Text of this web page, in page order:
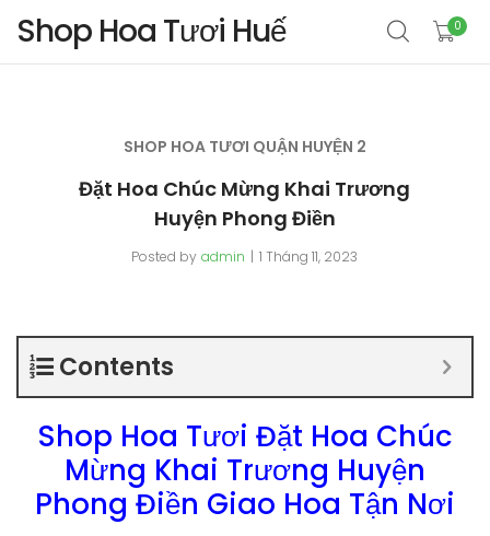
Shop Hoa Tươi Huế 0
SHOP HOA TƯƠI QUẬN HUYỆN 2
Đặt Hoa Chúc Mừng Khai Trương
Huyện Phong Điền
Posted by admin 1 Tháng 11, 2023
Contents
Shop Hoa Tươi Đặt Hoa Chúc
Mừng Khai Trương Huyện
Phong Điền Giao Hoa Tận Nơi